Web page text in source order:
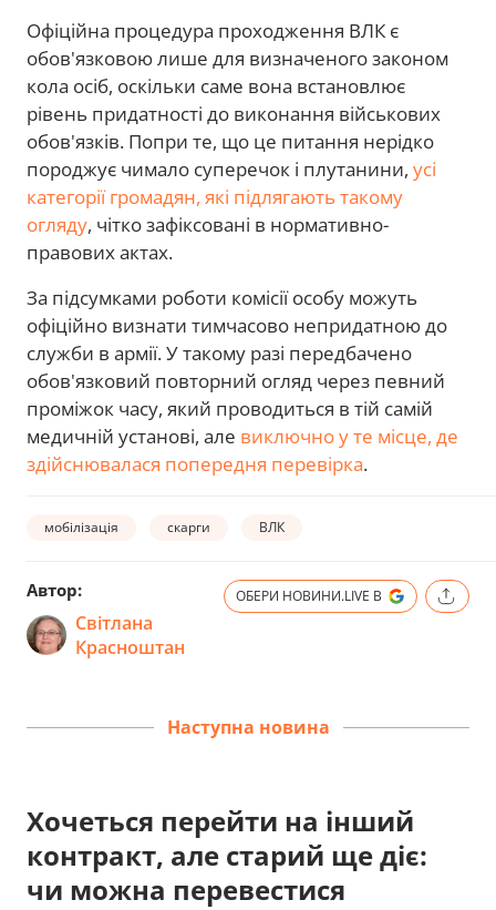
Офіційна процедура проходження ВЛК є
обов'язковою лише для визначеного законом
кола осіб, оскільки саме вона встановлює
рівень придатності до виконання військових
обов'язків. Попри те, що це питання нерідко
породжує чимало суперечок і плутанини, усі
категорії громадян, які підлягають такому
огляду, чітко зафіксовані в нормативно-
правових актах.
За підсумками роботи комісії особу можуть
офіційно визнати тимчасово непридатною до
служби в армії. У такому разі передбачено
обов'язковий повторний огляд через певний
проміжок часу, який проводиться в тій самій
медичній установі, але виключно у те місце, де
здійснювалася попередня перевірка.
мобілізація скарги ВЛК
Автор:
Світлана
Красноштан
ОБЕРИ НОВИНИ.LIVE В
Наступна новина
Хочеться перейти на інший
контракт, але старий ще діє:
чи можна перевестися